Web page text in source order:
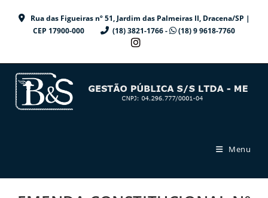
Rua das Figueiras nº 51, Jardim das Palmeiras II, Dracena/SP |
CEP 17900-000
(18) 3821-1766 - (18) 9 9618-7760
Menu